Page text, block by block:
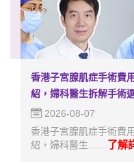
香港子宮腺肌症手術費
紹，婦科醫生拆解手術
2026-08-07
香港子宮腺肌症手術費
紹，婦科醫生....... 了解